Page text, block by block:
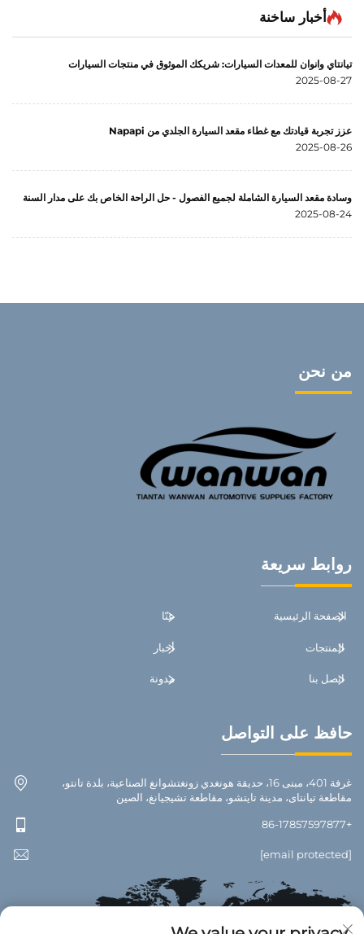
مبطنة بفرو ناعم
أخبار ساخنة
تيانتاي وانوان للمعدات السيارات: شريكك الموثوق في منتجات السيارات
2025-08-27
عزز تجربة قيادتك مع غطاء مقعد السيارة الجلدي من Napapi
2025-08-26
وسادة مقعد السيارة الشاملة لجميع الفصول - حل الراحة الخاص بك على مدار السنة
2025-08-24
من نحن
روابط سريعة
الصفحة الرئيسية عنّا
المنتجات أخبار
اتصل بنا مدونة
حافظ على التواصل
غرفة 401، مبنى 16، حديقة هونغدي زونغتشوانغ الصناعية، بلدة تانتو،
مقاطعة تيانتاى، مدينة تايتشو، مقاطعة تشيجيانغ، الصين
+86-17857597877
[email protected]